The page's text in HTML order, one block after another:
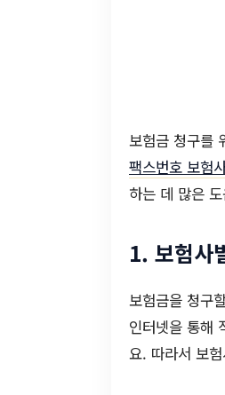
보험금 청구를
팩스번호 보험
하는 데 많은
1. 보험사
보험금을 청구
인터넷을 통해
요. 따라서 보